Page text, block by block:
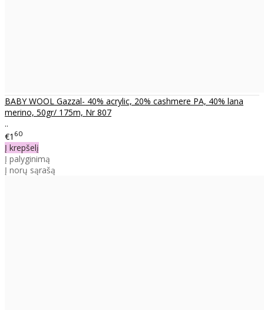
BABY WOOL Gazzal- 40% acrylic, 20% cashmere PA, 40% lana
merino, 50gr/ 175m, Nr 807
..
€1 60
Į krepšelį
Į palyginimą
Į norų sąrašą